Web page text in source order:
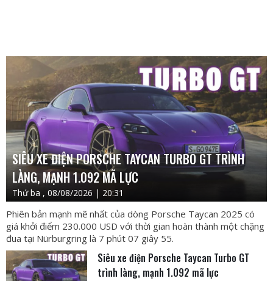
SIÊU XE ĐIỆN PORSCHE TAYCAN TURBO GT TRÌNH
LÀNG, MẠNH 1.092 MÃ LỰC
Thứ ba , 08/08/2026 | 20:31
Phiên bản mạnh mẽ nhất của dòng Porsche Taycan 2025 có
giá khởi điểm 230.000 USD với thời gian hoàn thành một chặng
đua tại Nürburgring là 7 phút 07 giây 55.
Siêu xe điện Porsche Taycan Turbo GT
trình làng, mạnh 1.092 mã lực